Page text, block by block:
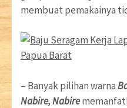
membuat pemakainya
– Banyak pilihan warna
Nabire, Nabire